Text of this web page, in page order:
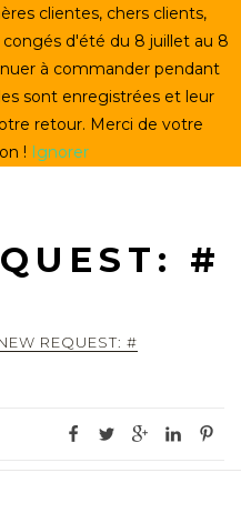
REQUEST: #
#
clientes, chers clients,
d'été du 8 juillet au 8
à commander pendant
sont enregistrées et leur
retour. Merci de votre
! Ignorer